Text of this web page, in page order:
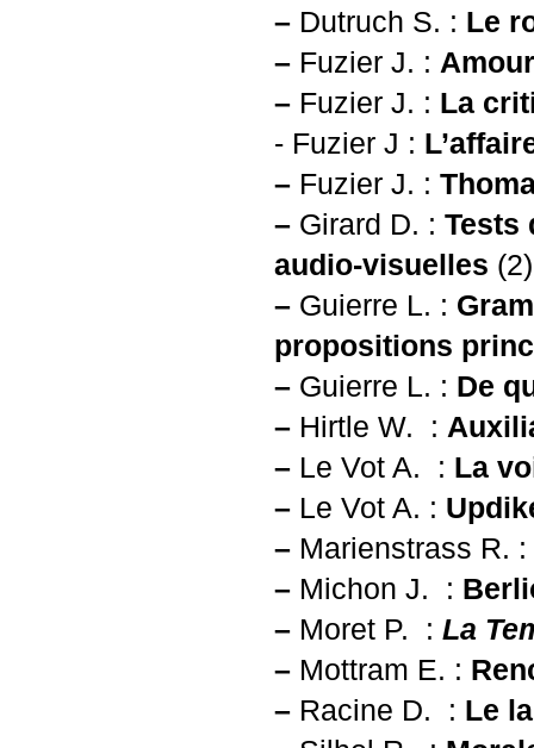
– Dutruch S. : Le
– Fuzier J. :
– Fuzier J. : La
- Fuzier J :
– Fuzier J. :
– Girard D. : Tests
audio-visuelles (2)
– Guierre L. :
propositions
– Guierre L. : De
– Hirtle W. :
– Le Vot A. : La
– Le Vot A. :
– Marienstrass R. :
– Michon J. :
– Moret P. : La
– Mottram E. :
– Racine D. : Le